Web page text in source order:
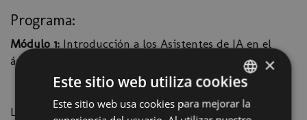
Programa:
Módulo 1: Introducción a los Asistentes de IA en el
ámbito empresarial
Visión general de GPTs, asistentes, bots y LLMs.
Langchain, Flowise, Copilot Studio, Gemini.
SPANISH
×
Este sitio web utiliza cookies
Este sitio web usa cookies para mejorar la